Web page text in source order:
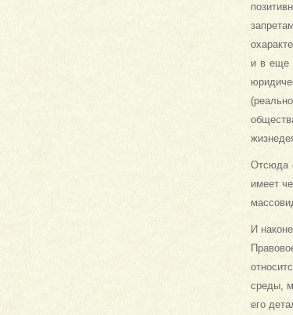
и в еще
Отсюда
имеет
И
среды,
его